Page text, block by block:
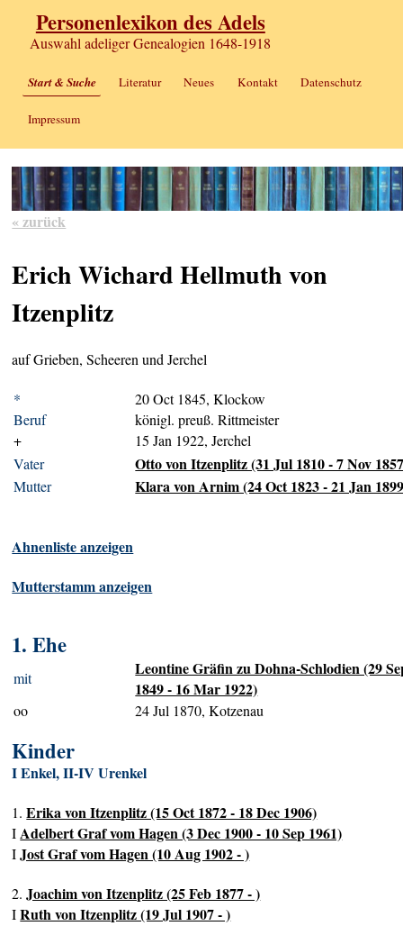
Personenlexikon des Adels
Auswahl adeliger Genealogien 1648-1918
Start & Suche Literatur Neues Kontakt Datenschutz
Impressum
« zurück
Erich Wichard Hellmuth von
Itzenplitz
auf Grieben, Scheeren und Jerchel
*
20 Oct 1845, Klockow
Beruf
königl. preuß. Rittmeister
+
15 Jan 1922, Jerchel
Vater
Otto von Itzenplitz (31 Jul 1810 - 7 Nov
Mutter Klara von Arnim (24 Oct 1823 - 21 Jan
Ahnenliste anzeigen
Mutterstamm anzeigen
1. Ehe
mit
Leontine Gräfin zu Dohna-Schlodien (29
1849 - 16 Mar 1922)
oo 24 Jul 1870, Kotzenau
Kinder
I Enkel, II-IV Urenkel
1.Erika von Itzenplitz (15 Oct 1872 - 18 Dec 1906)
IAdelbert Graf vom Hagen (3 Dec 1900 - 10 Sep 1961)
IJost Graf vom Hagen (10 Aug 1902 - )
2.Joachim von Itzenplitz (25 Feb 1877 - )
IRuth von Itzenplitz (19 Jul 1907 - )